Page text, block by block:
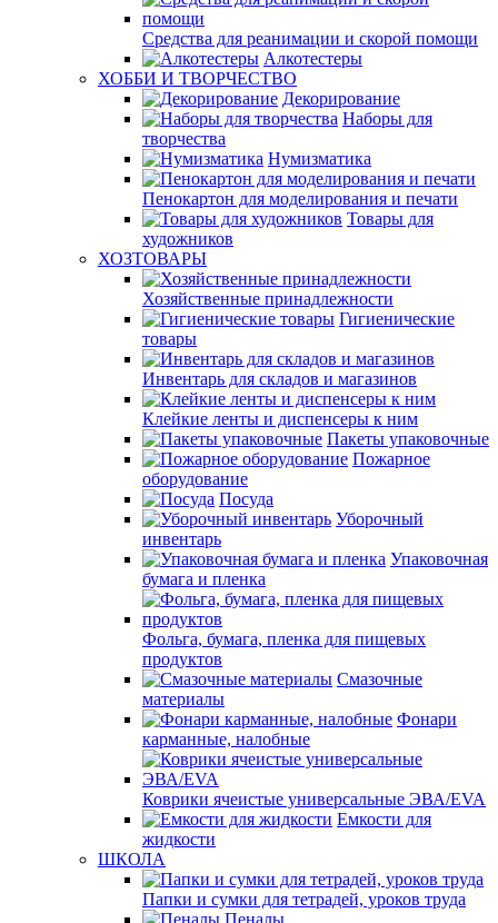
Средства для реанимации и скорой помощи
Алкотестеры
ХОББИ И ТВОРЧЕСТВО
Декорирование
Наборы для
творчества
Нумизматика
Пенокартон для моделирования и печати
Товары для
художников
ХОЗТОВАРЫ
Хозяйственные принадлежности
Гигиенические
товары
Инвентарь для складов и магазинов
Клейкие ленты и диспенсеры к ним
Пакеты упаковочные
Пожарное
оборудование
Посуда
Уборочный
инвентарь
Упаковочная
бумага и пленка
Фольга, бумага, пленка для пищевых
продуктов
Смазочные
материалы
Фонари
карманные, налобные
Коврики ячеистые универсальные ЭВА/EVA
Емкости для
жидкости
ШКОЛА
Папки и сумки для тетрадей, уроков труда
Пеналы